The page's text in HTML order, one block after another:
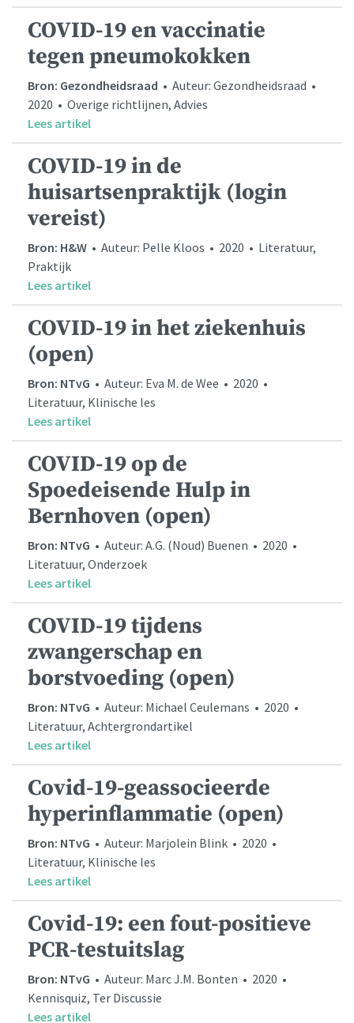
COVID-19 en vaccinatie
tegen pneumokokken
Bron: Gezondheidsraad • Auteur: Gezondheidsraad •
2020 • Overige richtlijnen, Advies
Lees artikel
COVID-19 in de
huisartsenpraktijk (login
vereist)
Bron: H&W • Auteur: Pelle Kloos • 2020 • Literatuur,
Praktijk
Lees artikel
COVID-19 in het ziekenhuis
(open)
Bron: NTvG • Auteur: Eva M. de Wee • 2020 •
Literatuur, Klinische les
Lees artikel
COVID-19 op de
Spoedeisende Hulp in
Bernhoven (open)
Bron: NTvG • Auteur: A.G. (Noud) Buenen • 2020 •
Literatuur, Onderzoek
Lees artikel
COVID-19 tijdens
zwangerschap en
borstvoeding (open)
Bron: NTvG • Auteur: Michael Ceulemans • 2020 •
Literatuur, Achtergrondartikel
Lees artikel
Covid-19-geassocieerde
hyperinflammatie (open)
Bron: NTvG • Auteur: Marjolein Blink • 2020 •
Literatuur, Klinische les
Lees artikel
Covid-19: een fout-positieve
PCR-testuitslag
Bron: NTvG • Auteur: Marc J.M. Bonten • 2020 •
Kennisquiz, Ter Discussie
Lees artikel